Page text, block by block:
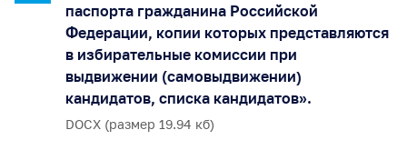
паспорта гражданина Российской
Федерации, копии которых представляются
в избирательные комиссии при
выдвижении (самовыдвижении)
кандидатов, списка кандидатов».
DOCX (размер 19.94 кб)